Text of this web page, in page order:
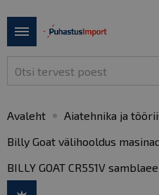
Toggle
Nav
Avaleht
Aiatehnika ja
Billy Goat välihooldus
BILLY GOAT CR551V